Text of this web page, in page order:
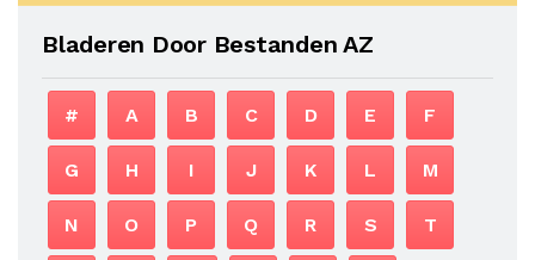
Bladeren Door Bestanden AZ
# A B C D E F
G H I J K L M
N O P Q R S T